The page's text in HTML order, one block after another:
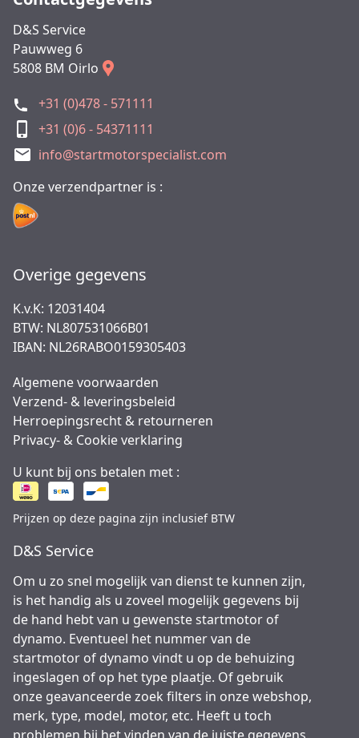
D&S Service
Pauwweg 6
5808 BM Oirlo
+31 (0)478 - 571111
+31 (0)6 - 54371111
info@startmotorspecialist.com
Onze verzendpartner is :
Overige gegevens
K.v.K: 12031404
BTW: NL807531066B01
IBAN: NL26RABO0159305403
Algemene voorwaarden
Verzend- & leveringsbeleid
Herroepingsrecht & retourneren
Privacy- & Cookie verklaring
U kunt bij ons betalen met :
Prijzen op deze pagina zijn inclusief BTW
D&S Service
Om u zo snel mogelijk van dienst te kunnen zijn,
is het handig als u zoveel mogelijk gegevens bij
de hand hebt van u gewenste startmotor of
dynamo. Eventueel het nummer van de
startmotor of dynamo vindt u op de behuizing
ingeslagen of op het type plaatje. Of gebruik
onze geavanceerde zoek filters in onze webshop,
merk, type, model, motor, etc. Heeft u toch